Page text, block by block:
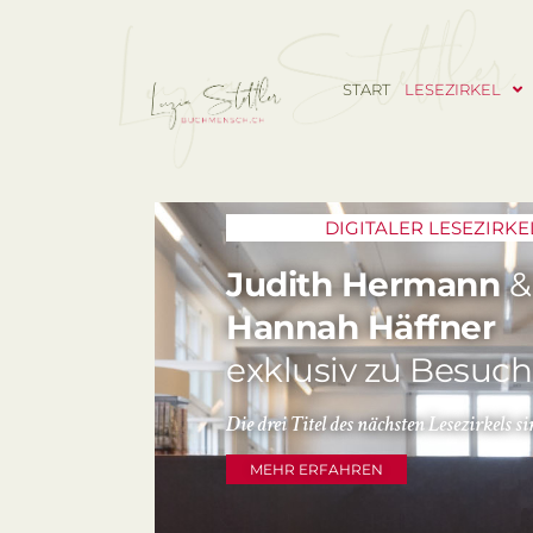
START LESEZIRKEL
DIGITALER
Judith Hermann&
Hannah Häffner
exklusiv zu Besuch
Die drei Titel des nächsten Lesezirkels
MEHR ERFAHREN